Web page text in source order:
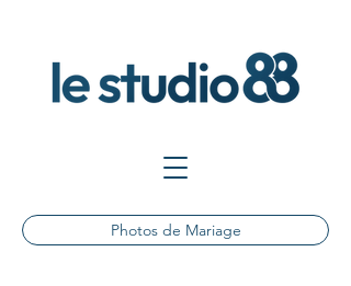
Photos de Mariage